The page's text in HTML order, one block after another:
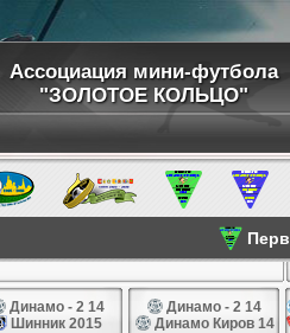
Ассоциация мини-футбола
"ЗОЛОТОЕ КОЛЬЦО"
Динамо - 2 14
Шинник 2015
Динамо - 2 14
Динамо Киров 14